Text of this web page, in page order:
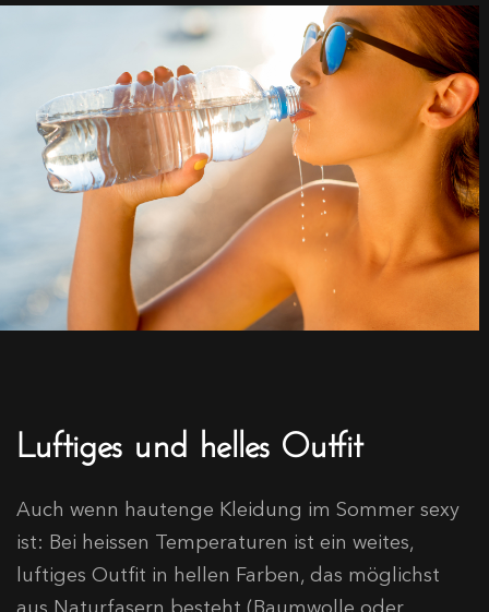
Luftiges und helles Outfit
Auch wenn hautenge Kleidung im Sommer sexy
ist: Bei heissen Temperaturen ist ein weites,
luftiges Outfit in hellen Farben, das möglichst